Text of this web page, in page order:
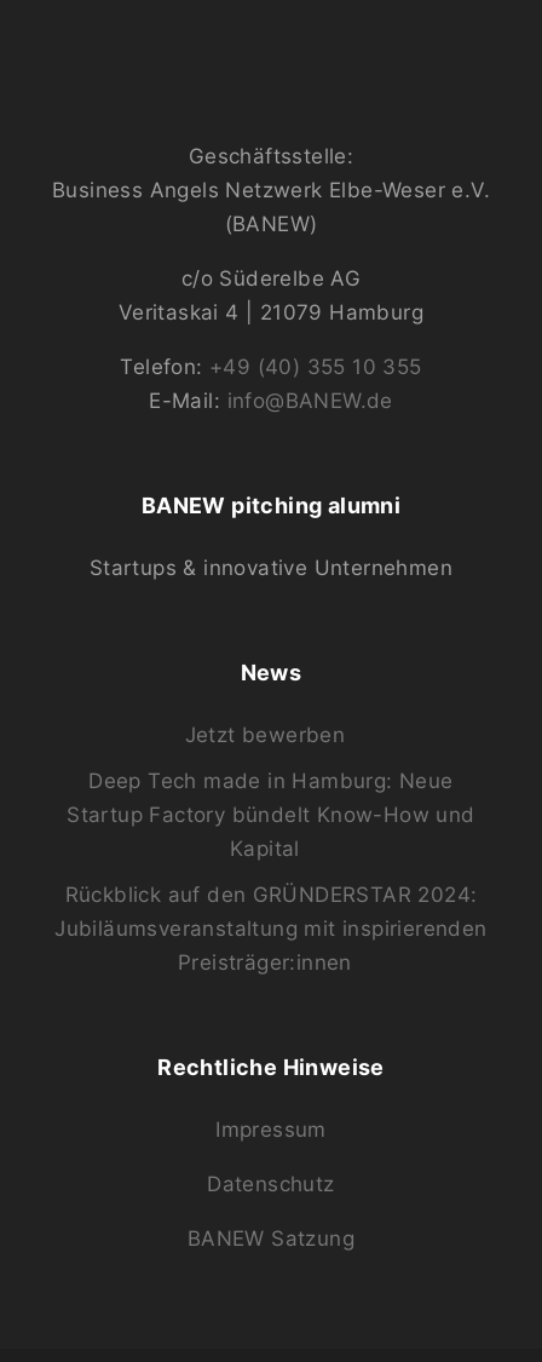
Geschäftsstelle:
Business Angels Netzwerk Elbe-Weser e.V.
(BANEW)
c/o Süderelbe AG
Veritaskai 4 | 21079 Hamburg
Telefon: +49 (40) 355 10 355
E-Mail: info@BANEW.de
BANEW pitching alumni
Startups & innovative Unternehmen
News
Jetzt bewerben
Deep Tech made in Hamburg: Neue
Startup Factory bündelt Know-How und
Kapital
Rückblick auf den GRÜNDERSTAR 2024:
Jubiläumsveranstaltung mit inspirierenden
Preisträger:innen
Rechtliche Hinweise
Impressum
Datenschutz
BANEW Satzung